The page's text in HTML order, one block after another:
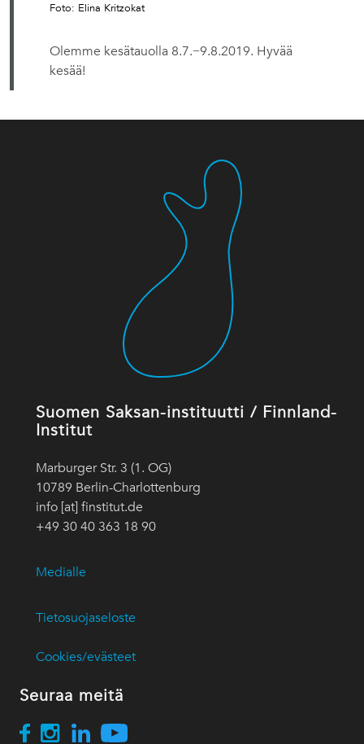
Foto: Elina Kritzokat
Olemme kesätauolla 8.7.−9.8.2019. Hyvää
kesää!
Suomen Saksan-instituutti / Finnland-
Institut
Marburger Str. 3 (1. OG)
10789 Berlin-Charlottenburg
info [at] finstitut.de
+49 30 40 363 18 90
Medialle
Tietosuojaseloste
Cookies/evästeet
Seuraa meitä